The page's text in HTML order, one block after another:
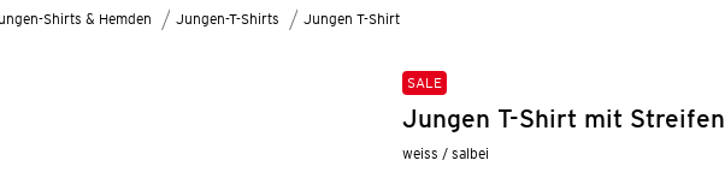
Shirts & Hemden Jungen-T-Shirts Jungen T-Shirt
SALE
Jungen T-Shirt mit Streifen
weiss / salbei